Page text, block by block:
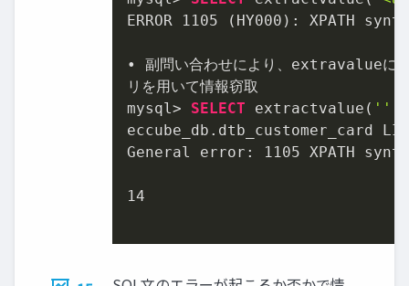
ERROR
1105 (HY000): XPATH
• 副問い合わせにより、extravalueにわ
リを用いて情報窃取
mysql > SELECT extractvalue( ''
eccube_db.dtb_customer_card
General error:
1105 XPATH
14